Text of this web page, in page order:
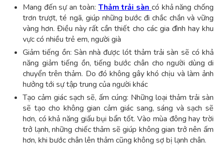
Mang đến sự an toàn: Thảm trải sàn có khả năng chống
trơn trượt, té ngã, giúp những bước đi chắc chắn và vững
vàng hơn. Điều này rất cần thiết cho các gia đình hay khu
vực có nhiều trẻ em, người già
Giảm tiếng ồn: Sàn nhà được lót thảm trải sàn sẽ có khả
năng giảm tiếng ồn, tiếng bước chân cho người dùng di
chuyển trên thảm. Do đó không gây khó chịu và làm ảnh
hưởng tới sự tập trung của người khác
Tạo cảm giác sạch sẽ, ấm cúng: Những loại thảm trải sàn
sẽ tạo cho không gian cảm giác sang, sáng và sạch sẽ
hơn, có khả năng giấu bụi bẩn tốt. Vào mùa đông hay trời
trở lạnh, những chiếc thảm sẽ giúp không gian trở nên ấm
hơn, khi bước chân lên thảm cũng không sợ bị lạnh chân.